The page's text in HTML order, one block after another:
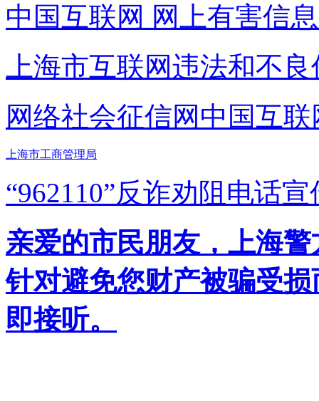
中国互联网 网上有害信
上海市互联网违法和不
网络社会征信网 中国互
上海市工商管理局
“962110”反诈劝阻电话宣
亲爱的市民朋友，上海
针对避免您财产被骗受
即接听。